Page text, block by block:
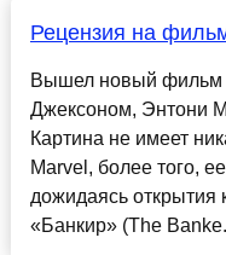
Рецензия на
Вышел новый фильм
Джексоном, Энтони
Картина не имеет
Marvel, более того,
дожидаясь открытия
«Банкир» (The